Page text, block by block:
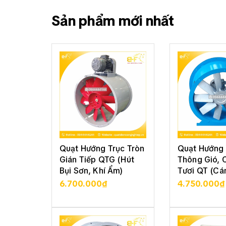
ăn cho gia súc, sấy thực phẩm hay làm
các loại thực phẩm khác như thịt, cá, tôm,
Sản phẩm mới nhất
Quạt Hướng Trục Tròn
Gián Tiếp QTG (Hút
Bụi Sơn, Khí Ẩm)
6.700.000₫
XEM CHI TIẾT
Quạt Hướng
Thông Gió,
Tươi QT
4.750.000₫
XEM CHI